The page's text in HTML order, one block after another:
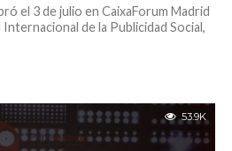
el 3 de julio en CaixaForum Madrid
de la Publicidad Social,
53.9K